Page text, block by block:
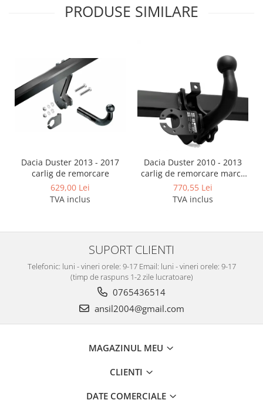
PRODUSE SIMILARE
Dacia Duster 2013 - 2017
carlig de remorcare
629,00 Lei
TVA inclus
Dacia Duster 2010 - 2013
carlig de remorcare marca
Autohak
770,55 Lei
TVA inclus
SUPORT CLIENTI
Telefonic: luni - vineri orele: 9-17 Email: luni - vineri orele: 9-17
(timp de raspuns 1-2 zile lucratoare)
0765436514
ansil2004@gmail.com
MAGAZINUL MEU
CLIENTI
DATE COMERCIALE